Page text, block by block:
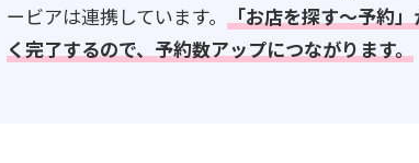
ービアは連携しています。
「お店を探す～予約
く完了するので、予約数アップにつながります。